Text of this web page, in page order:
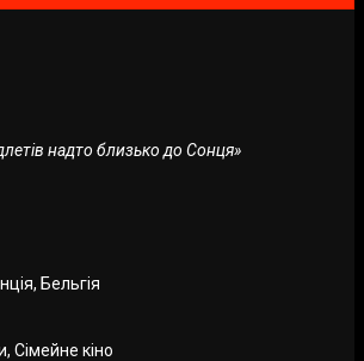
надто близько до Сонця»
Бельгія
Сімейне кіно